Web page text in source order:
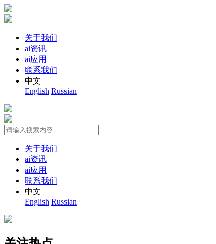
关于我们
ai资讯
ai应用
联系我们
中文
English Russian
关于我们
ai资讯
ai应用
联系我们
中文
English Russian